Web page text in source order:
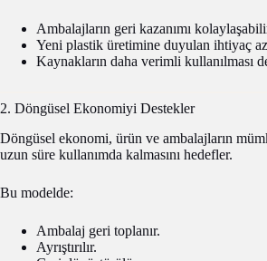
Ambalajların geri kazanımı
Yeni plastik üretimine duyulan ihtiyaç
Kaynakların daha verimli kullanılması
2. Döngüsel Ekonomiyi Destekler
Döngüsel ekonomi, ürün ve ambalajların
uzun süre kullanımda kalmasını hedefler.
Bu modelde:
Ambalaj geri toplanır.
Ayrıştırılır.